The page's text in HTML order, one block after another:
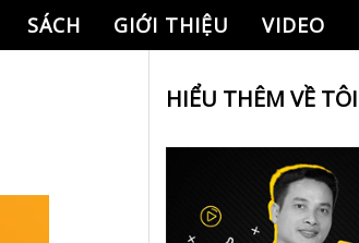
SÁCH GIỚI THIỆU VIDEO
HIỂU THÊM VỀ TÔI